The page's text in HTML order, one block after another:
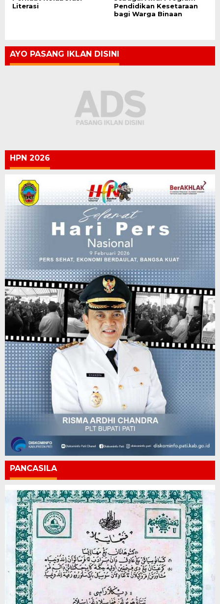
Literasi
Pendidikan Kesetaraan
bagi Warga Binaan
AYO PASANG IKLAN DISINI
HPN 2026
PANCASILA